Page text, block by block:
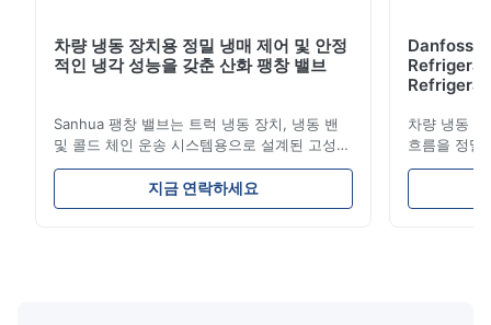
차량 냉동 장치용 정밀 냉매 제어 및 안정
적인 냉각 성능을 갖춘 산화 팽창 밸브
Sanhua 팽창 밸브는 트럭 냉동 장치, 냉동 밴
및 콜드 체인 운송 시스템용으로 설계된 고성능
냉동 제어 구성 요소입니다. 증발기로 유입되는
냉매 흐름을 정확하게 조절하여 안정적인 냉각
성능, 에너지 효율성 및 안정적인 작동을 보장
지금 연락하세요
Danfoss
차량 냉동
흐름을 정밀
과 에너지
콜드 체인